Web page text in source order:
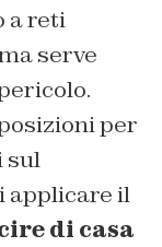
a reti
serve
per
sul
applicare il
di casa